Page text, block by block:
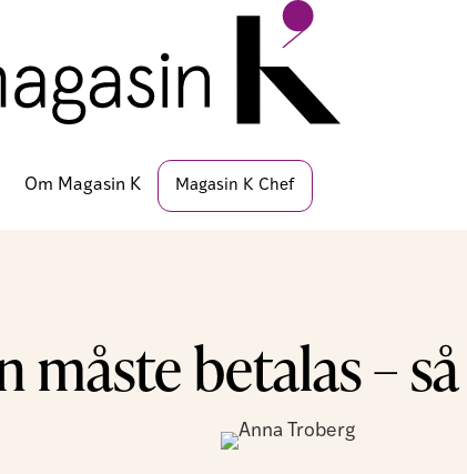
Om Magasin K Magasin K Chef
måste betalas –